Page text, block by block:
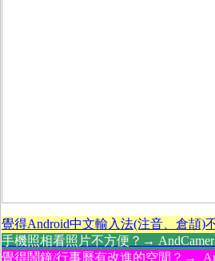
覺得Android中文輸入法(注音、倉頡)
手機照相看照片不方便？→
覺得鬧鐘/行事曆有改進的空間？→